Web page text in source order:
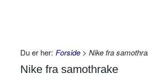
Du er her: Forside > Nike fra
Nike fra samothrake